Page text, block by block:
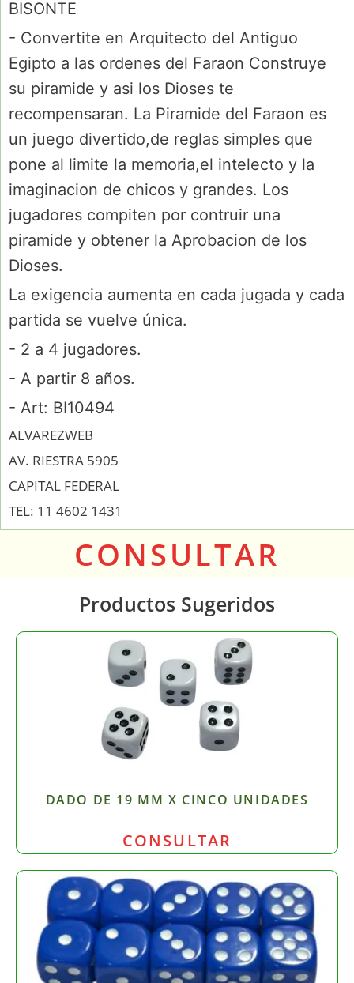
BISONTE
- Convertite en Arquitecto del Antiguo
Egipto a las ordenes del Faraon Construye
su piramide y asi los Dioses te
recompensaran. La Piramide del Faraon es
un juego divertido,de reglas simples que
pone al limite la memoria,el intelecto y la
imaginacion de chicos y grandes. Los
jugadores compiten por contruir una
piramide y obtener la Aprobacion de los
Dioses.
La exigencia aumenta en cada jugada y cada
partida se vuelve única.
- 2 a 4 jugadores.
- A partir 8 años.
- Art: BI10494
ALVAREZWEB
AV. RIESTRA 5905
CAPITAL FEDERAL
TEL: 11 4602 1431
CONSULTAR
Productos Sugeridos
DADO DE 19 MM X CINCO UNIDADES
CONSULTAR